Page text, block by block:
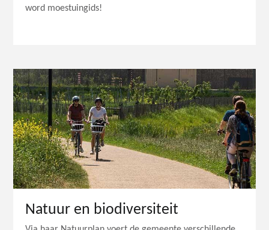
word moestuingids!
Natuur en biodiversiteit